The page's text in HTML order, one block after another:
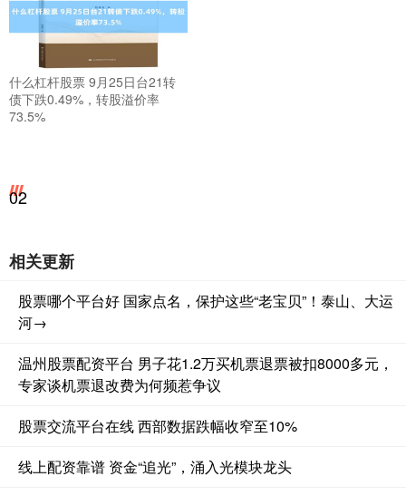
什么杠杆股票 9月25日台21转
债下跌0.49%，转股溢价率
73.5%
02
相关更新
股票哪个平台好 国家点名，保护这些“老宝贝”！泰山、大运
河→
温州股票配资平台 男子花1.2万买机票退票被扣8000多元，
专家谈机票退改费为何频惹争议
股票交流平台在线 西部数据跌幅收窄至10%
线上配资靠谱 资金“追光”，涌入光模块龙头